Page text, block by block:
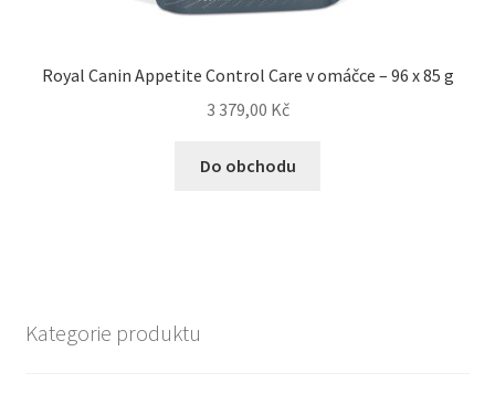
Royal Canin Appetite Control Care v omáčce – 96 x 85 g
3 379,00 Kč
Do obchodu
Kategorie produktu